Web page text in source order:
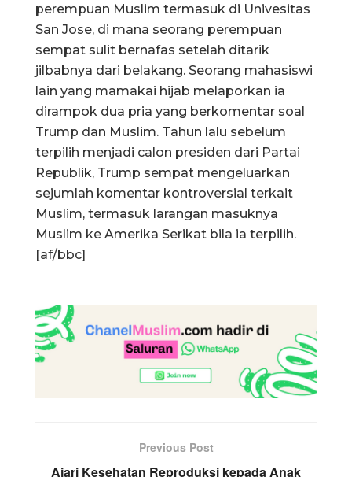
perempuan Muslim termasuk di Univesitas
San Jose, di mana seorang perempuan
sempat sulit bernafas setelah ditarik
jilbabnya dari belakang. Seorang mahasiswi
lain yang mamakai hijab melaporkan ia
dirampok dua pria yang berkomentar soal
Trump dan Muslim. Tahun lalu sebelum
terpilih menjadi calon presiden dari Partai
Republik, Trump sempat mengeluarkan
sejumlah komentar kontroversial terkait
Muslim, termasuk larangan masuknya
Muslim ke Amerika Serikat bila ia terpilih.
[af/bbc]
Previous Post
Ajari Kesehatan Reproduksi kepada Anak